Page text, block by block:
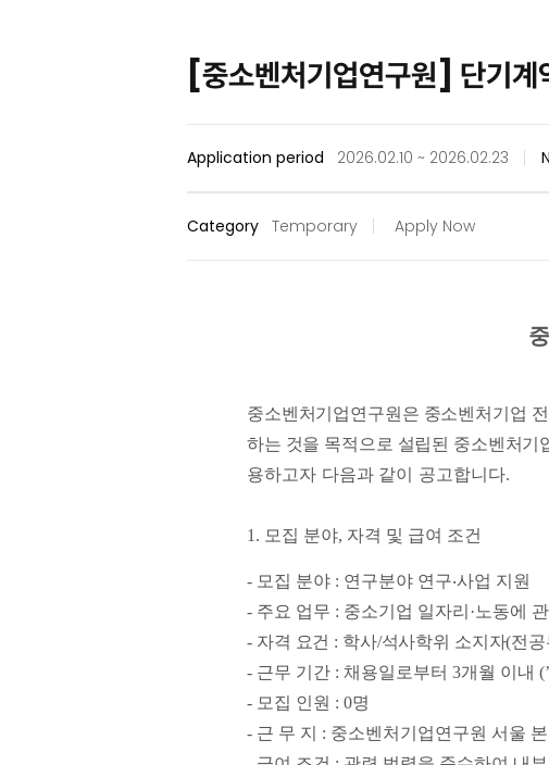
[중소벤처기업연구원] 단기
Application period 2026.02.10 ~ 2026.02.23
Category Temporary Apply Now
중소벤처기업연구원은 중소벤처기업
하는 것을 목적으로 설립된 중소벤처기
용하고자 다음과 같이 공고합니다.
1. 모집 분야, 자격 및 급여 조건
- 모집 분야 : 연구분야 연구‧사업 지원
- 주요 업무 : 중소기업 일자리 · 노동에
- 자격 요건 : 학사/석사학위 소지자(전
- 근무 기간 : 채용일로부터 3개월 이내
- 모집 인원 : 0명
- 근 무 지 : 중소벤처기업연구원 서울 본